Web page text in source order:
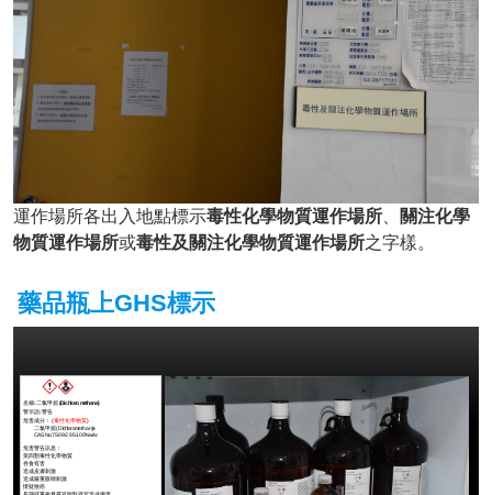
運作場所各出入地點標示毒性化學物質運作場所、
關注化學
物質運作場所或毒性及關注化學物質運作場所之字樣。
藥品瓶上GHS標示